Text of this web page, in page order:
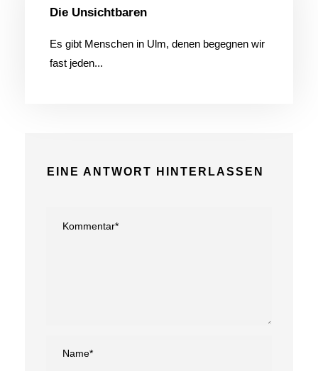
Die Unsichtbaren
Es gibt Menschen in Ulm, denen begegnen wir
fast jeden...
EINE ANTWORT HINTERLASSEN